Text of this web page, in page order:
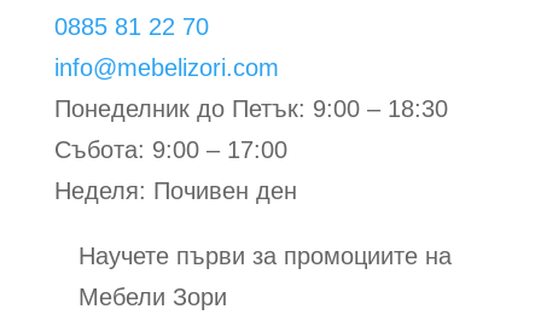
0885 81 22 70
info@mebelizori.com
Понеделник до Петък: 9:00 – 18:30
Събота: 9:00 – 17:00
Неделя: Почивен ден
Научете първи за промоциите на
Мебели Зори